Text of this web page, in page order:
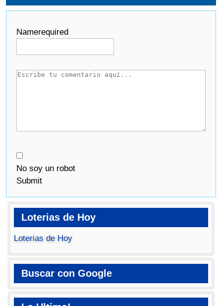
Namerequired
No soy un robot
Submit
Loterias de Hoy
Loterias de Hoy
Buscar con Google